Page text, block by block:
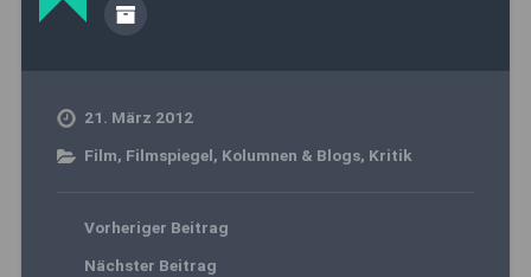
21. März 2012
Film, Filmspiegel, Kolumnen & Blogs, Kritik
Vorheriger Beitrag
Nächster Beitrag